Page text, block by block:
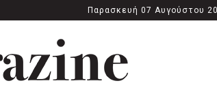
Παρασκευή 07 Αυγούστου